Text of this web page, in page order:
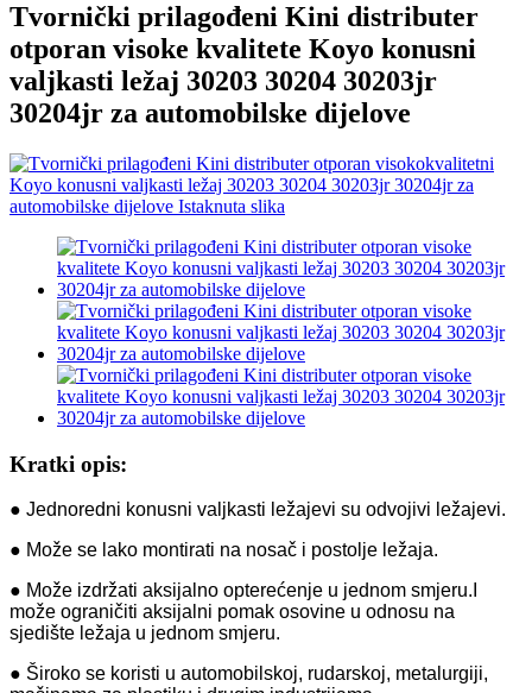
Tvornički prilagođeni Kini distributer
otporan visoke kvalitete Koyo konusni
valjkasti ležaj 30203 30204 30203jr
30204jr za automobilske dijelove
Kratki opis:
● Jednoredni konusni valjkasti ležajevi su odvojivi ležajevi.
● Može se lako montirati na nosač i postolje ležaja.
● Može izdržati aksijalno opterećenje u jednom smjeru.I
može ograničiti aksijalni pomak osovine u odnosu na
sjedište ležaja u jednom smjeru.
● Široko se koristi u automobilskoj, rudarskoj, metalurgiji,